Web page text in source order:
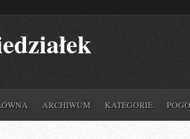
ARCHIWUM KATEGORIE